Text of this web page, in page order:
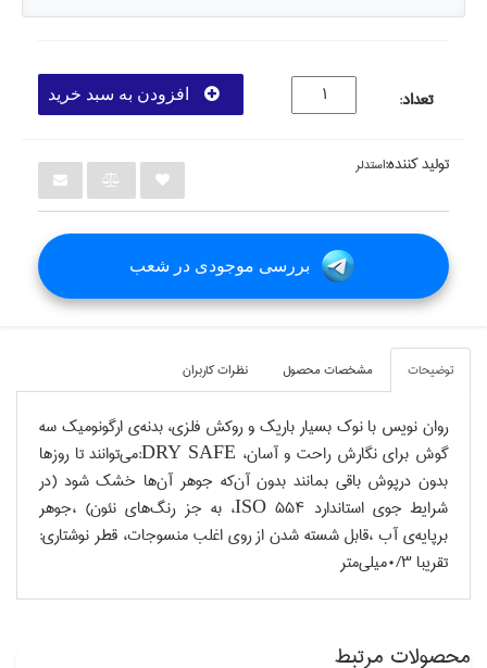
تعداد: افزودن به سبد خرید
تولید کننده:استدلر
بررسی موجودی در شعب
توضيحات مشخصات محصول نظرات کاربران
روان نويس با نوک بسيار باريک و روکش فلزي، بدنه‌ي ارگونوميک سه
گوش براي نگارش راحت و آسان، DRY SAFE:مي‌توانند تا روزها
بدون درپوش باقي بمانند بدون آن‌که جوهر آن‌ها خشک شود (در
شرايط جوي استاندارد ISO 554، به جز رنگ‌هاي نئون) ،جوهر
برپايه‌ي آب ،قابل شسته شدن از روي اغلب منسوجات، قطر نوشتاري:
تقريبا 0/3ميلي‌متر
محصولات مرتبط